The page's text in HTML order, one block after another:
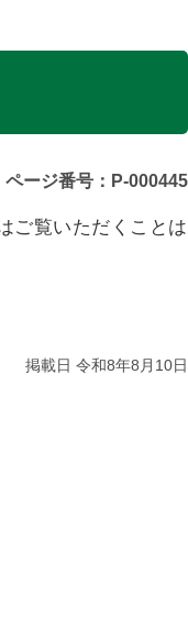
ページ番号：P-000445
ご覧いただくことは
掲載日 令和8年8月10日